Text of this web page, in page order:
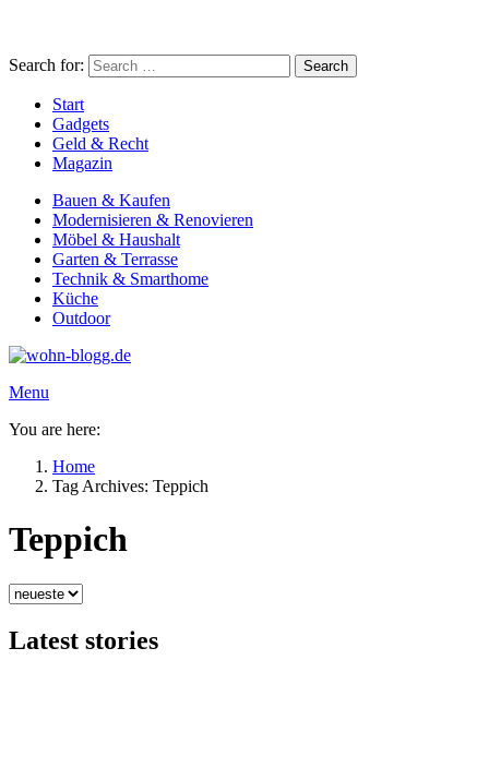
Search for: Search
Start
Gadgets
Geld & Recht
Magazin
Bauen & Kaufen
Modernisieren & Renovieren
Möbel & Haushalt
Garten & Terrasse
Technik & Smarthome
Küche
Outdoor
Menu
You are here:
Home
Tag Archives: Teppich
Teppich
Latest stories